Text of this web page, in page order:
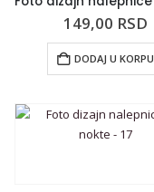
149,00 RSD
DODAJ U KORPU